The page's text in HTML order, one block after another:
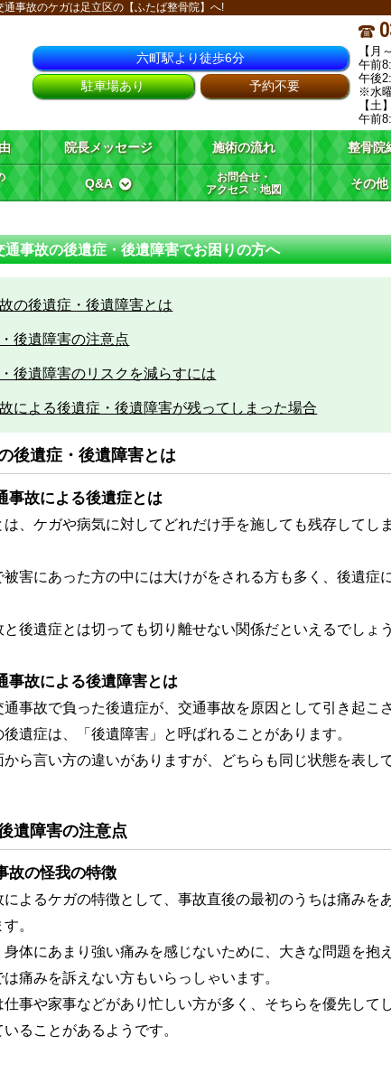
通事故のケガは足立区の【ふたば整骨院】へ!
六町駅より徒歩6分
駐車場あり
予約不要
【月
午前
午後
※水
【土】
午前
院長メッセージ 施術の流れ 整骨院
Q&A
お問合せ・
アクセス・地図
その他
通事故の後遺症・後遺障害でお困りの方へ
の後遺症・後遺障害とは
後遺障害の注意点
後遺障害のリスクを減らすには
による後遺症・後遺障害が残ってしまった場合
後遺症・後遺障害とは
故による後遺症とは
、ケガや病気に対してどれだけ手を施しても残存してし
被害にあった方の中には大けがをされる方も多く、後遺症
後遺症とは切っても切り離せない関係だといえるでしょう
故による後遺障害とは
事故で負った後遺症が、交通事故を原因として引き起こ
遺症は、「後遺障害」と呼ばれることがあります。
ら言い方の違いがありますが、どちらも同じ状態を表して
遺障害の注意点
の怪我の特徴
よるケガの特徴として、事故直後の最初のうちは痛みを
。
体にあまり強い痛みを感じないために、大きな問題を抱
痛みを訴えない方もいらっしゃいます。
仕事や家事などがあり忙しい方が多く、そちらを優先して
いることがあるようです。